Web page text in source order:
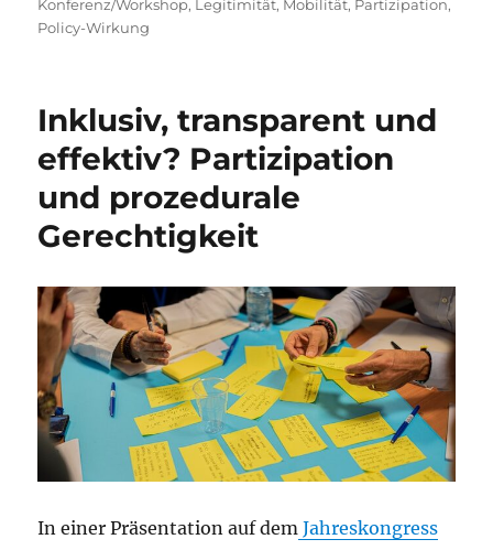
Konferenz/Workshop, Legitimität, Mobilität, Partizipation,
Policy-Wirkung
Inklusiv, transparent und
effektiv? Partizipation
und prozedurale
Gerechtigkeit
In einer Präsentation auf dem Jahreskongress